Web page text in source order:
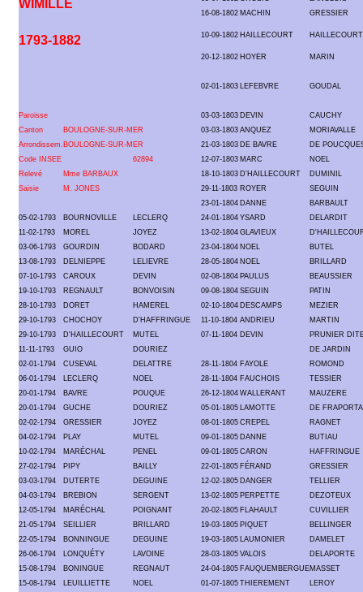
WIMILLE
16-08-1802 MACHIN GRESSIER
1793-1882 10-09-1802 HAILLECOURT HAILLECOURT
20-12-1802 HOYER MARIN
02-01-1803 LEFEBVRE GOUDAL
Paroisse 03-03-1803 DEVIN
CAUCHY
Canton
BOULOGNE-SUR-MER 03-03-1803 ANQUEZ
MORIAVALLE
Arrondissem. BOULOGNE-SUR-MER 21-03-1803 DE BAVRE
DE
Code INSEE
62894 12-07-1803 MARC
NOEL
Relevé
Mme BARBAUX 18-10-1803 D'HAILLECOURT
DUMINIL
Saisie
M. JONES 29-11-1803 ROYER
SEGUIN
23-01-1804 DANNE
BARBAULT
05-02-1793
BOURNOVILLE LECLERQ 24-01-1804 YSARD
DELARDIT
11-02-1793
MOREL JOYEZ 13-02-1804 GLAVIEUX
03-06-1793
GOURDIN BODARD 23-04-1804 NOEL
BUTEL
13-08-1793
DELNIEPPE LELIEVRE 28-05-1804 NOEL
BRILLARD
07-10-1793
CAROUX DEVIN 02-08-1804 PAULUS
BEAUSSIER
19-10-1793
REGNAULT BONVOISIN 09-08-1804 SEGUIN
PATIN
28-10-1793
DORET HAMEREL 02-10-1804 DESCAMPS
MEZIER
29-10-1793
CHOCHOY D'HAFFRINGUE 11-10-1804 ANDRIEU
MARTIN
29-10-1793
D'HAILLECOURT MUTEL 07-11-1804 DEVIN
PRUNIER
11-11-1793
GUIO DOURIEZ
DE JARDIN
02-01-1794
CUSEVAL DELATTRE 28-11-1804 FAYOLE
ROMOND
06-01-1794
LECLERQ NOEL 28-11-1804 FAUCHOIS
TESSIER
20-01-1794
BAVRE POUQUE 26-12-1804 WALLERANT
MAUZERE
20-01-1794
GUCHE DOURIEZ 05-01-1805 LAMOTTE
DE FRAPORTA
02-02-1794
GRESSIER JOYEZ 08-01-1805 CREPEL
RAGNET
04-02-1794
PLAY MUTEL 09-01-1805 DANNE
BUTIAU
10-02-1794
MARÉCHAL PENEL 09-01-1805 CARON
HAFFRINGUE
27-02-1794
PIPY BAILLY 22-01-1805 FÉRAND
GRESSIER
03-03-1794
DUTERTE DEGUINE 12-02-1805 DANGER
TELLIER
04-03-1794
BREBION SERGENT 13-02-1805 PERPETTE
DEZOTEUX
12-05-1794
MARÉCHAL POIGNANT 20-02-1805 FLAHAULT
CUVILLIER
21-05-1794
SEILLIER BRILLARD 19-03-1805 PIQUET
BELLINGER
22-05-1794
BONNINGUE DEGUINE 19-03-1805 LAUMONIER
DAMELET
26-06-1794
LONQUÉTY LAVOINE 28-03-1805 VALOIS
DELAPORTE
15-08-1794
BONINGUE REGNAUT 24-04-1805 FAUQUEMBERGUEMASSET
15-08-1794
LEUILLIETTE NOEL 01-07-1805 THIEREMENT
LEROY